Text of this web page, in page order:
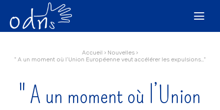

Accueil › Nouvelles ›
" A un moment où l’Union Européenne veut accélérer les expulsions…"
" A un moment où l’Union